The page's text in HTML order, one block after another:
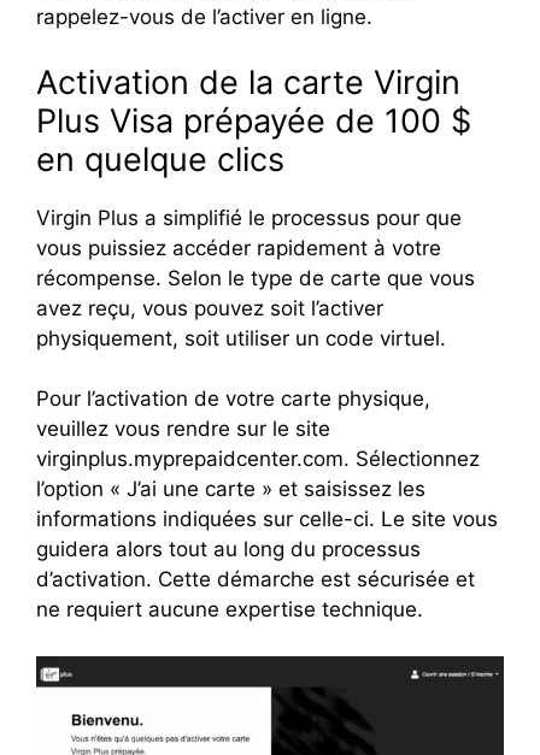
rappelez-vous de l’activer en ligne.
Activation de la carte Virgin
Plus Visa prépayée de 100 $
en quelque clics
Virgin Plus a simplifié le processus pour que
vous puissiez accéder rapidement à votre
récompense. Selon le type de carte que vous
avez reçu, vous pouvez soit l’activer
physiquement, soit utiliser un code virtuel.
Pour l’activation de votre carte physique,
veuillez vous rendre sur le site
virginplus.myprepaidcenter.com. Sélectionnez
l’option « J’ai une carte » et saisissez les
informations indiquées sur celle-ci. Le site vous
guidera alors tout au long du processus
d’activation. Cette démarche est sécurisée et
ne requiert aucune expertise technique.